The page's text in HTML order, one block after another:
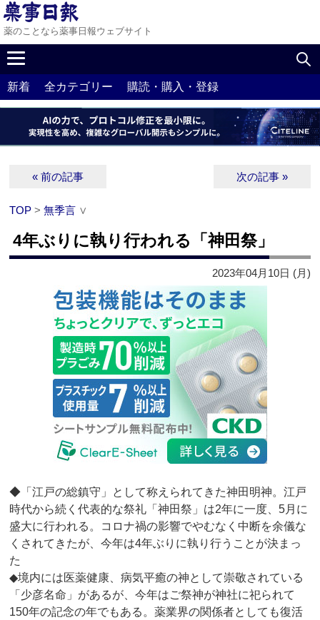
薬のことなら薬事日報ウェブサイト
新着 全カテゴリー 購読・購入・登録
« 前の記事 次の記事 »
TOP >無季言 ∨
4年ぶりに執り行われる「神田祭」
2023年04月10日 (月)
◆「江戸の総鎮守」として称えられてきた神田明神。江戸
時代から続く代表的な祭礼「神田祭」は2年に一度、5月に
盛大に行われる。コロナ禍の影響でやむなく中断を余儀な
くされてきたが、今年は4年ぶりに執り行うことが決まっ
た
◆境内には医薬健康、病気平癒の神として崇敬されている
「少彦名命」があるが、今年はご祭神が神社に祀られて
150年の記念の年でもある。薬業界の関係者としても復活